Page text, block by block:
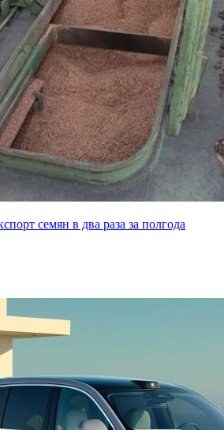
семян в два раза за полгода